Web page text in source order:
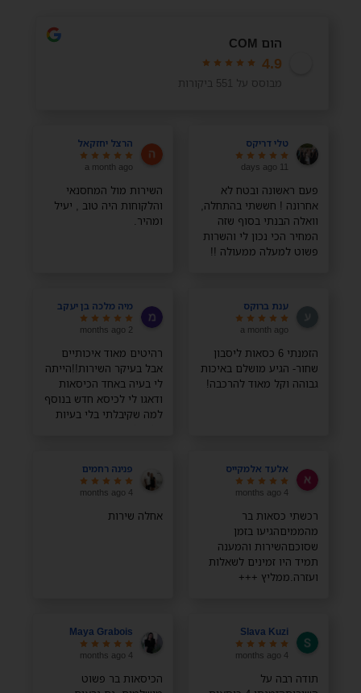
הום COM
4.9
מבוסס על 551 ביקורות
טלי דריקס
11 days ago
פעם ראשונה ובטח לא
אחרונה ! חששתי בהתחלה,
וואלה הבנתי בסוף שזה
המחיר הכי נכון לי והשרות
פשוט למעלה ממעולה !!
הרצל יחזקאל
a month ago
השירות מול המחסנאי
והלקוחות היה טוב , יעיל
ומהיר.
ענת ברוקס
a month ago
הזמנתי 6 כסאות ליסבון
שחור- הגיע מושלם באיכות
גבוהה וקל מאוד להרכבה!
מיה מלכה בן יעקב
2 months ago
רהיטים מאוד איכותיים
אבל בעיקר השירות!!הייתה
לי בעיה באחד הכיסאות
ודאגו לי לכיסא חדש בנוסף
למה שקיבלתי בלי בעיות
אלעד אלמקייס
4 months ago
רכשתי כסאות בר
מהממיםהגיעו בזמן
שסוכםהשירות והמענה
תמיד היו זמינים לשאלות
ועזרה.ממליץ +++
פנינה רחמים
4 months ago
אחלה שירות
Slava Kuzi
4 months ago
תודה רבה על
Maya Grabois
4 months ago
הכיסאות בר פשוט